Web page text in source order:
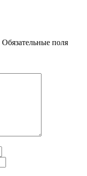
Обязательные поля